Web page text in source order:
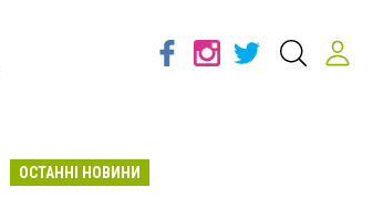
ОСТАННІ НОВИНИ